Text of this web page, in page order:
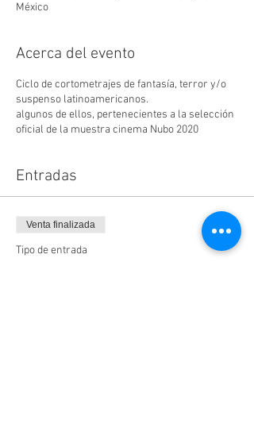
México
Acerca del evento
Ciclo de cortometrajes de fantasía, terror y/o
suspenso latinoamericanos.
algunos de ellos, pertenecientes a la selección
oficial de la muestra cinema Nubo 2020
Entradas
Venta finalizada
Tipo de entrada